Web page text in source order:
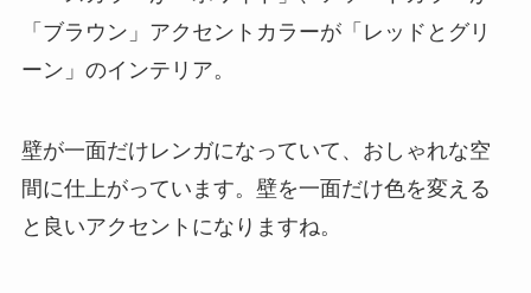
「ブラウン」アクセントカラーが「レッドとグリ
ーン」のインテリア。
壁が一面だけレンガになっていて、おしゃれな空
間に仕上がっています。壁を一面だけ色を変える
と良いアクセントになりますね。